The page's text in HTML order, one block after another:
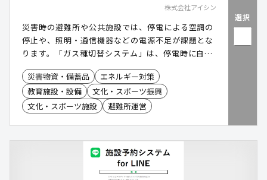
株式会社アイシン
災害時の避難所や公共施設では、停電による空調の
停止や、照明・通信機器などの電源不足が課題とな
ります。「ガス種切替システム」は、停電時に自立
発電運転を行い、空調に加えて照明や通信機器など
へ電力を供給できる電源自立型空調です。さらに、
都市ガスの供給が停止した場合には、LPガスへ切り
替えて運転を継続することが可能です。災害時にお
災害物資・備蓄品
エネルギー対策
教育施設・設備
文化・スポーツ振興
文化・スポーツ施設
避難所運営
選択